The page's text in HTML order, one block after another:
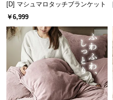
お
せ
[D] マシュマロタッチブランケット
￥6,999